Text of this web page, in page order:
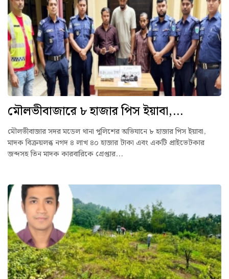
মৌলভীবাজারে ৮ হাজার পিস ইয়াবা,...
মৌলভীবাজার সদর মডেল থানা পুলিশের অভিযানে ৮ হাজার পিস ইয়াবা,
মাদক বিক্রয়লব্ধ নগদ ৪ লাখ ৪০ হাজার টাকা এবং একটি প্রাইভেটকার
জব্দসহ তিন মাদক কারবারিকে গ্রেপ্তার...